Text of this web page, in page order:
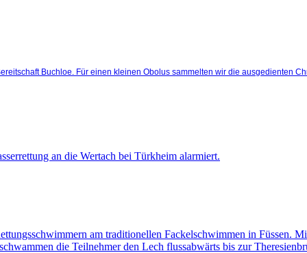
Buchloe. Für einen kleinen Obolus sammelten wir die ausgedienten
an die Wertach bei Türkheim alarmiert.
am traditionellen Fackelschwimmen in Füssen.
die Teilnehmer den Lech flussabwärts bis zur